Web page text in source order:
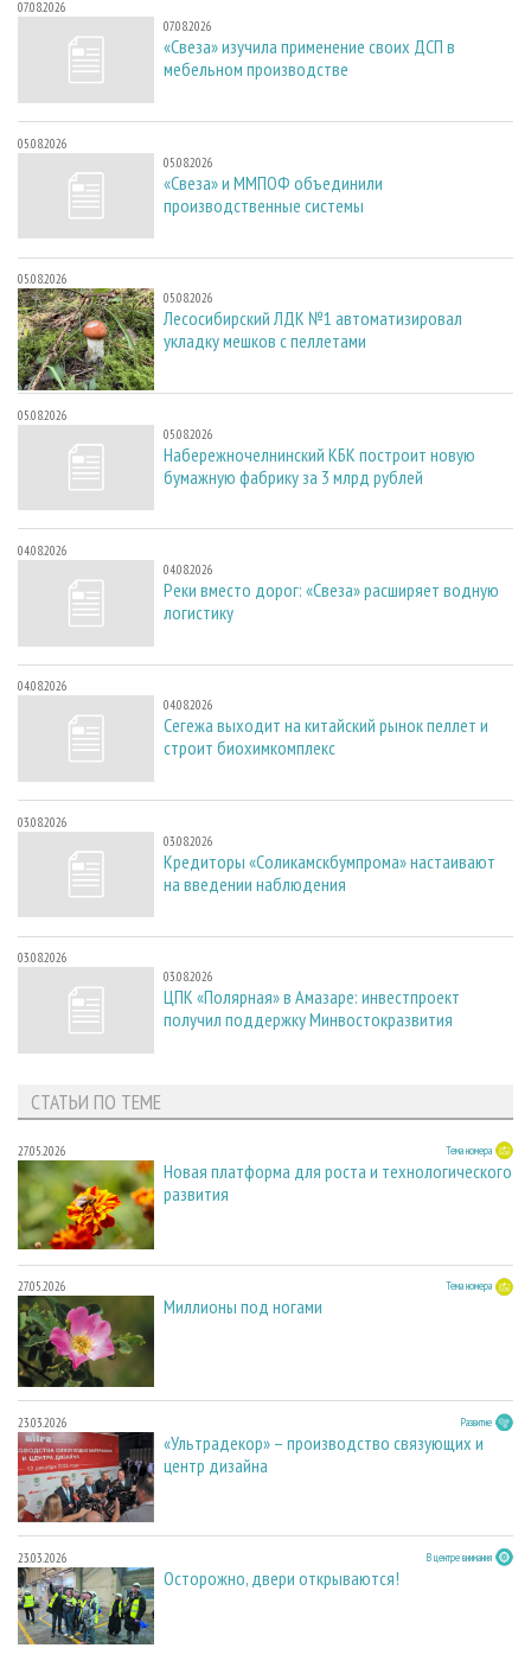
07.08.2026
07.08.2026
«Свеза» изучила применение своих ДСП в
мебельном производстве
05.08.2026
05.08.2026
«Свеза» и ММПОФ объединили
производственные системы
05.08.2026
05.08.2026
Лесосибирский ЛДК №1 автоматизировал
укладку мешков с пеллетами
05.08.2026
05.08.2026
Набережночелнинский КБК построит новую
бумажную фабрику за 3 млрд рублей
04.08.2026
04.08.2026
Реки вместо дорог: «Свеза» расширяет водную
логистику
04.08.2026
04.08.2026
Сегежа выходит на китайский рынок пеллет и
строит биохимкомплекс
03.08.2026
03.08.2026
Кредиторы «Соликамскбумпрома» настаивают
на введении наблюдения
03.08.2026
03.08.2026
ЦПК «Полярная» в Амазаре: инвестпроект
получил поддержку Минвостокразвития
СТАТЬИ ПО ТЕМЕ
27.05.2026 Тема номера
Новая платформа для роста и технологического
развития
27.05.2026 Тема номера
Миллионы под ногами
23.03.2026 Развитие
«Ультрадекор» – производство связующих и
центр дизайна
23.03.2026 В центре внимания
Осторожно, двери открываются!